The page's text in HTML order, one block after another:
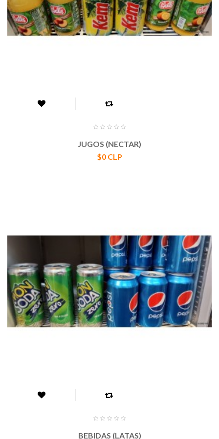
JUGOS (NECTAR)
Precio
$0 CLP
BEBIDAS (LATAS)